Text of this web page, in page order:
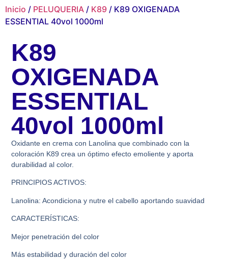
Inicio / PELUQUERIA / K89 / K89 OXIGENADA
ESSENTIAL 40vol 1000ml
K89
OXIGENADA
ESSENTIAL
40vol 1000ml
Oxidante en crema con Lanolina que combinado con la
coloración K89 crea un óptimo efecto emoliente y aporta
durabilidad al color.
PRINCIPIOS ACTIVOS:
Lanolina: Acondiciona y nutre el cabello aportando suavidad
CARACTERÍSTICAS:
Mejor penetración del color
Más estabilidad y duración del color